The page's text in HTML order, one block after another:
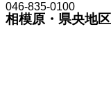
046-835-0100
相模原・県央地区